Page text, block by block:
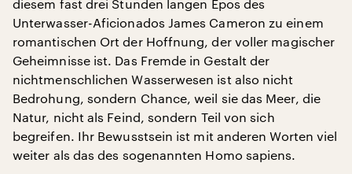
diesem fast drei Stunden langen Epos des
Unterwasser-Aficionados James Cameron zu einem
romantischen Ort der Hoffnung, der voller magischer
Geheimnisse ist. Das Fremde in Gestalt der
nichtmenschlichen Wasserwesen ist also nicht
Bedrohung, sondern Chance, weil sie das Meer, die
Natur, nicht als Feind, sondern Teil von sich
begreifen. Ihr Bewusstsein ist mit anderen Worten viel
weiter als das des sogenannten Homo sapiens.